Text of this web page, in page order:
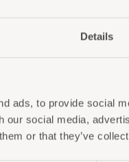
Details
ads, to provide social
our social media,
or that they’ve